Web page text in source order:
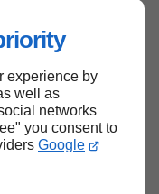
experience by
well as
networks
you consent to
Google